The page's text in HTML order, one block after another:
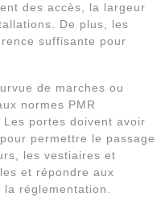
des accès, la largeur
De plus, les
suffisante pour
de marches ou
normes PMR
portes doivent avoir
permettre le passage
les vestiaires et
et répondre aux
la réglementation.